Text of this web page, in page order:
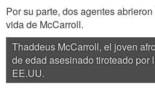
Por su parte, dos agentes
vida de McCarroll.
Thaddeus McCarroll, el joven
de edad asesinado tiroteado por
EE.UU.